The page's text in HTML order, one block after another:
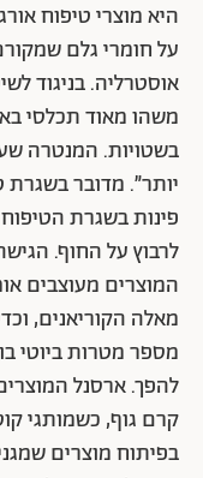
היא מוצרי טיפוח
על חומרי גלם
אוסטרליה. בניגוד
משהו מאוד תכלסי
בשטויות. המנטרה
יותר״. מדובר
פינות בשגרת
לרבוץ על החוף.
המוצרים מעוצבים
מאלה הקוריאנים,
מספר מטרות ביוטי
להפך. ארסנל
קרם גוף, כשמותגי
בפיתוח מוצרים